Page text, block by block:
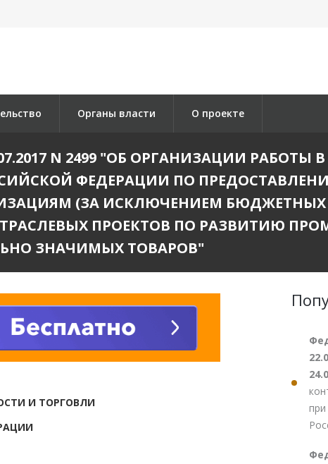
Органы власти О проекте
N 2499 "ОБ ОРГАНИЗАЦИИ РАБОТЫ
ФЕДЕРАЦИИ ПО
(ЗА ИСКЛЮЧЕНИЕМ
ПРОЕКТОВ ПО РАЗВИТИЮ
ЗНАЧИМЫХ ТОВАРОВ"
И ТОРГОВЛИ